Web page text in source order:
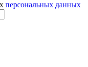
персональных данных